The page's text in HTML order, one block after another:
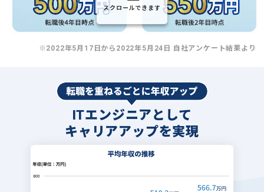
スクロールできます
※2022年5月17日から2022年5月24日 自社アンケート結果より
ITエンジニアとして
キャリアアップを実現